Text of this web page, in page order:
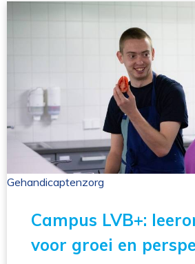
Gehandicaptenzorg
Campus LVB+:
voor groei en